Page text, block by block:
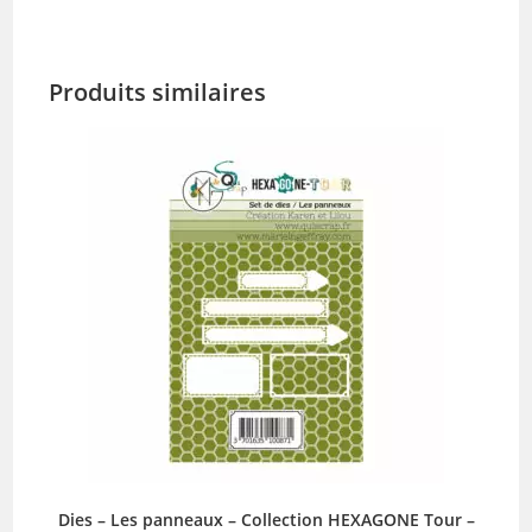
Produits similaires
Dies – Les panneaux – Collection HEXAGONE Tour –